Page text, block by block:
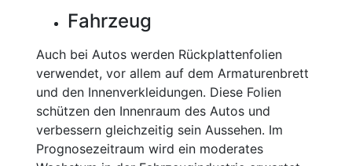
Fahrzeug
Auch bei Autos werden Rückplattenfolien
verwendet, vor allem auf dem Armaturenbrett
und den Innenverkleidungen. Diese Folien
schützen den Innenraum des Autos und
verbessern gleichzeitig sein Aussehen. Im
Prognosezeitraum wird ein moderates